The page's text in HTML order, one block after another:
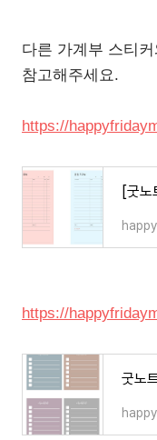
다른 가계부 스티
참고해주세요.
https://
https://